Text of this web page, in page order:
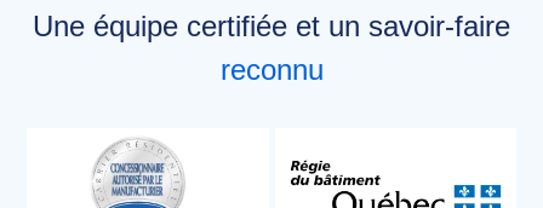
Une équipe certifiée et un savoir-faire
reconnu